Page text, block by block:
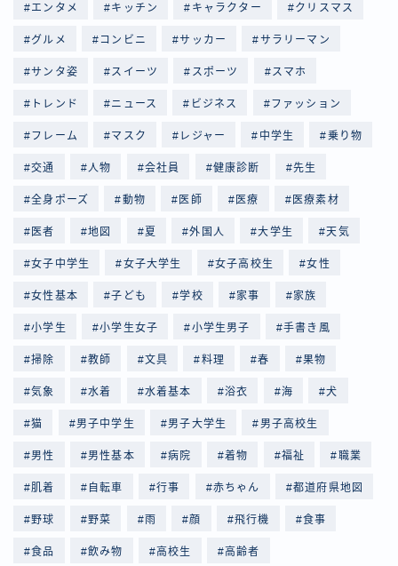
Follow Me
エンタメ キッチン キャラクター クリスマス
グルメ コンビニ サッカー サラリーマン
サンタ姿 スイーツ スポーツ スマホ
トレンド ニュース ビジネス ファッション
フレーム マスク レジャー 中学生 乗り物
交通 人物 会社員 健康診断 先生
全身ポーズ 動物 医師 医療 医療素材
医者 地図 夏 外国人 大学生 天気
女子中学生 女子大学生 女子高校生 女性
女性基本 子ども 学校 家事 家族
小学生 小学生女子 小学生男子 手書き風
掃除 教師 文具 料理 春 果物
気象 水着 水着基本 浴衣 海 犬
猫 男子中学生 男子大学生 男子高校生
男性 男性基本 病院 着物 福祉 職業
肌着 自転車 行事 赤ちゃん 都道府県地図
野球 野菜 雨 顔 飛行機 食事
食品 飲み物 高校生 高齢者